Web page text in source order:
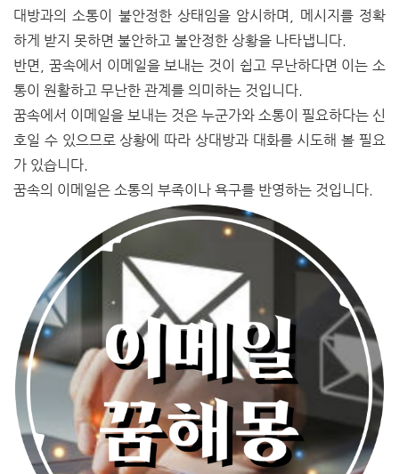
대방과의 소통이 불안정한 상태임을 암시하며, 메시지를 정확
하게 받지 못하면 불안하고 불안정한 상황을 나타냅니다.
반면, 꿈속에서 이메일을 보내는 것이 쉽고 무난하다면 이는 소
통이 원활하고 무난한 관계를 의미하는 것입니다.
꿈속에서 이메일을 보내는 것은 누군가와 소통이 필요하다는 신
호일 수 있으므로 상황에 따라 상대방과 대화를 시도해 볼 필요
가 있습니다.
꿈속의 이메일은 소통의 부족이나 욕구를 반영하는 것입니다.